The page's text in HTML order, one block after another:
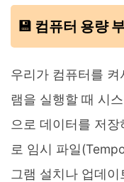
💾 컴퓨터 용량
우리가 컴퓨터를
램을 실행할 때 시
으로 데이터를 저
로 임시 파일
그램 설치나 업데